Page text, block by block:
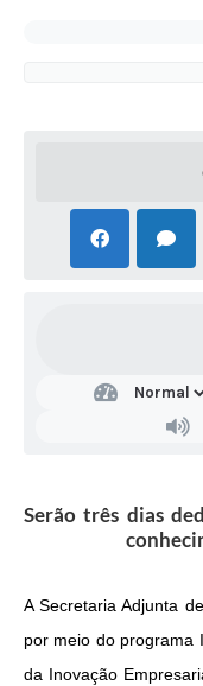
Serão três dias
A Secretaria Adjunta
por meio do programa
da Inovação